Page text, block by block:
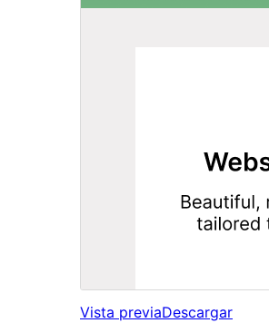
Vista previaDescargar